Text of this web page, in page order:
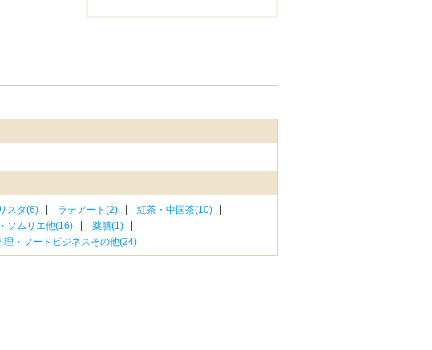
スタ(6) ラテアート(2)
紅茶・中国茶(10)
ソムリエ他(16)
薬膳(1)
理・フードビジネスその他(24)